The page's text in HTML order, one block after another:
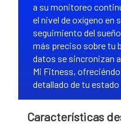
a su monitoreo
el nivel de oxígeno en
seguimiento del
más preciso sobre tu
datos se sincronizan
Mi Fitness,
detallado de tu
Características